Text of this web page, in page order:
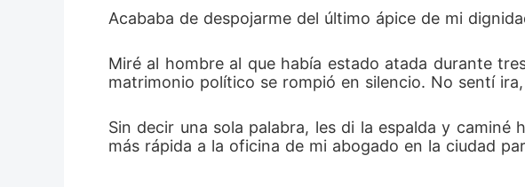
Acababa de despojarme del último ápice de mi
Miré al hombre al que había estado atada durante
matrimonio político se rompió en silencio. No sentí
Sin decir una sola palabra, les di la espalda y
más rápida a la oficina de mi abogado en la ciudad